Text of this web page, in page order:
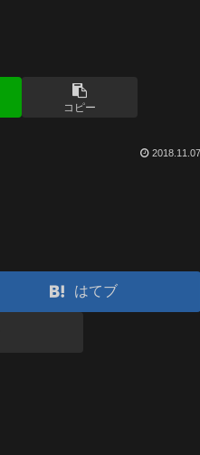
コピー
2018.11.07
はてブ